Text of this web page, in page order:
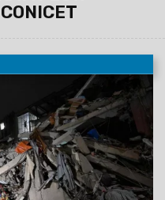
ocurrieron de
en el estado de
Los sismos se sintieron
donde hubo
caídos y alerta de
de rescate.